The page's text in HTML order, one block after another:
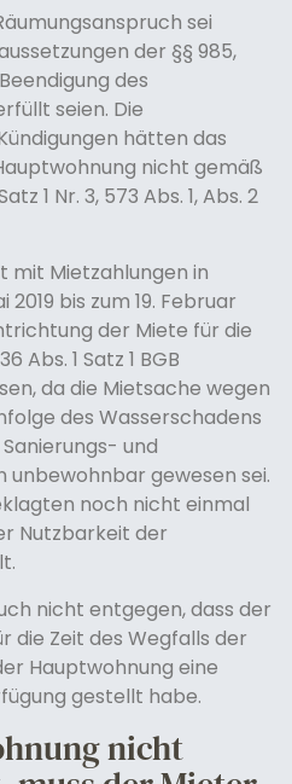
sei
der §§ 985,
des
seien. Die
hätten das
nicht gemäß
1 Nr. 3, 573 Abs. 1, Abs. 2
mit Mietzahlungen in
bis zum 19. Februar
der Miete für die
Abs. 1 Satz 1 BGB
da die Mietsache wegen
des Wasserschadens
und
unbewohnbar gewesen sei.
noch nicht einmal
Nutzbarkeit der
nicht entgegen, dass der
die Zeit des Wegfalls der
Hauptwohnung eine
gestellt habe.
nicht